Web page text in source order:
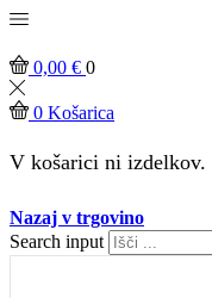
0,00 € 0
0 Košarica
V košarici ni izdelkov.
Nazaj v trgovino
Search input